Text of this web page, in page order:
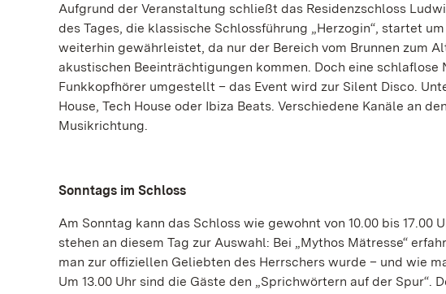
Aufgrund der Veranstaltung schließt das Residenzschloss
des Tages, die klassische Schlossführung „Herzogin“, startet
weiterhin gewährleistet, da nur der Bereich vom Brunnen zum
akustischen Beeinträchtigungen kommen. Doch eine
Funkkopfhörer umgestellt – das Event wird zur Silent Disco.
House, Tech House oder Ibiza Beats. Verschiedene Kanäle an
Musikrichtung.
Sonntags im Schloss
Am Sonntag kann das Schloss wie gewohnt von 10.00 bis
stehen an diesem Tag zur Auswahl: Bei „Mythos Mätresse“
man zur offiziellen Geliebten des Herrschers wurde – und wie
Um 13.00 Uhr sind die Gäste den „Sprichwörtern auf der